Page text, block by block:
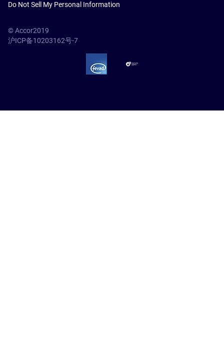
Do Not Sell My Personal Information
© Accor2019
沪ICP备10203162号-7